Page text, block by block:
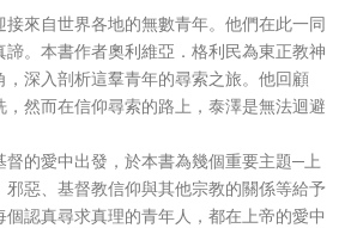
來自世界各地的無數青年。他們在此一同
。本書作者奧利維亞．格利民為東正教神
深入剖析這羣青年的尋索之旅。他回顧
然而在信仰尋索的路上，泰澤是無法迴避
督的愛中出發，於本書為幾個重要主題─上
惡、基督教信仰與其他宗教的關係等給予
認真尋求真理的青年人，都在上帝的愛中